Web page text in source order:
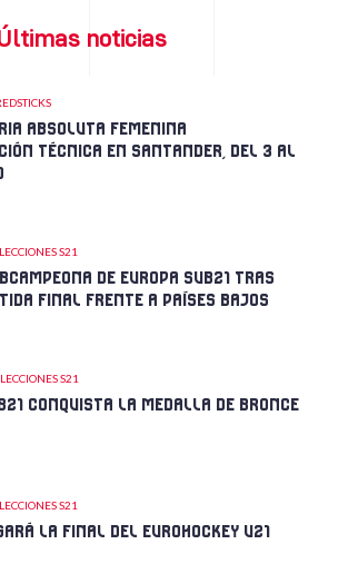
noticias
ABSOLUTA FEMENINA
TÉCNICA EN SANTANDER, DEL 3 AL
S21
DE EUROPA SUB21 TRAS
FINAL FRENTE A PAÍSES BAJOS
S21
CONQUISTA LA MEDALLA DE BRONCE
S21
LA FINAL DEL EUROHOCKEY U21